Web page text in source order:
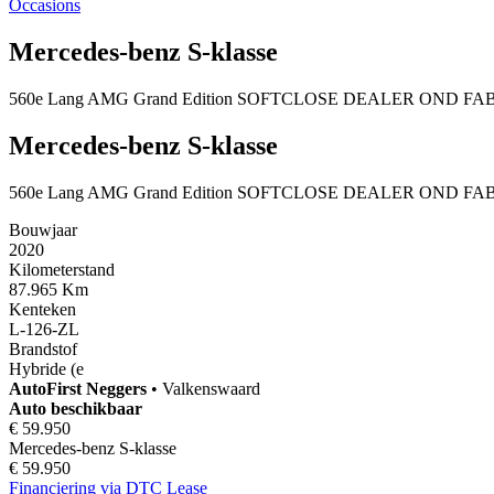
Occasions
Mercedes-benz S-klasse
560e Lang AMG Grand Edition SOFTCLOSE DEALER OND
Mercedes-benz S-klasse
560e Lang AMG Grand Edition SOFTCLOSE DEALER OND
Bouwjaar
2020
Kilometerstand
87.965 Km
Kenteken
L-126-ZL
Brandstof
Hybride (e
AutoFirst Neggers • Valkenswaard
Auto beschikbaar
€ 59.950
Mercedes-benz S-klasse
€ 59.950
Financiering via DTC Lease